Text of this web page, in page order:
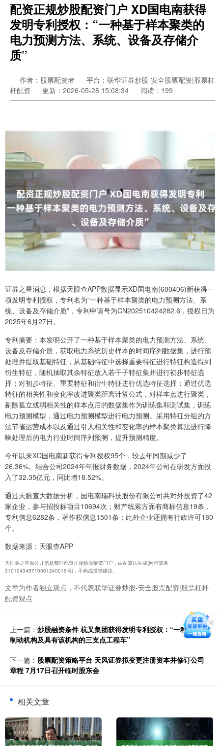
配资正规炒股配资门户 XD国电南获得
发明专利授权：“一种基于样本聚类的
电力预测方法、系统、设备及存储介
质”
作者：股票配资者
平台：联华证券炒股-安全股票配资|股票杠
杆配资
更新：2026-05-28 15:08:34 阅读：199
证券之星消息，根据天眼查APP数据显示XD国电南(600406)新获得一
项发明专利授权，专利名为“一种基于样本聚类的电力预测方法、系
统、设备及存储介质”，专利申请号为CN202510424282.6，授权日为
2025年6月27日。
专利摘要：本发明公开了一种基于样本聚类的电力预测方法、系统、
设备及存储介质，获取电力系统历史样本的时间序列数据集，进行预
处理并提取基础特征，从基础特征中选择重要特征进行特征构造得到
衍生特征，随机抽取其余特征放入若干子特征集并进行初步特征选
择；对初步特征、重要特征和衍生特征进行优选特征选择；通过优选
特征的相关性和变化率改进聚类距离计算公式，对样本点进行聚类，
剔除孤立或弱相关性的样本点后的数据集作为训练集和测试集，训练
电力预测模型，通过电力预测模型进行电力预测。采用特征分组的方
法节省运营成本以及通过引入相关性和变化率的样本聚类算法进行降
噪处理后的电力行业时间序列预测，提升预测精度。
今年以来XD国电南新获得专利授权95个，较去年同期减少了
26.36%。结合公司2024年年报财务数据，2024年公司在研发方面投
入了32.35亿元，同比增18.52%。
通过天眼查大数据分析，国电南瑞科技股份有限公司共对外投资了42
家企业，参与招投标项目10694次；财产线索方面有商标信息19条，
专利信息6282条，著作权信息1501条；此外企业还拥有行政许可180
个。
数据来源：天眼查APP
为证券之星据公开信息整理配资正规炒股配资门户，由AI算法生成(网信算备
310104345710301240019号)，不构成投资建议。
文章为作者独立观点，不代表联华证券炒股-安全股票配资|股票杠杆
配资观点
上一篇： 炒股融资条件 杭叉集团获得发明专利授权：“一种转向轮
制动机构及具有该机构的三支点工程车”
下一篇： 股票配资策略平台 天风证券拟变更注册资本并修订公司
章程 7月17日召开临时股东会
相关文章